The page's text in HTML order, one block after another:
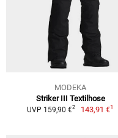
MODEKA
Striker III Textilhose
UVP 159,90 €2 143,91 €1